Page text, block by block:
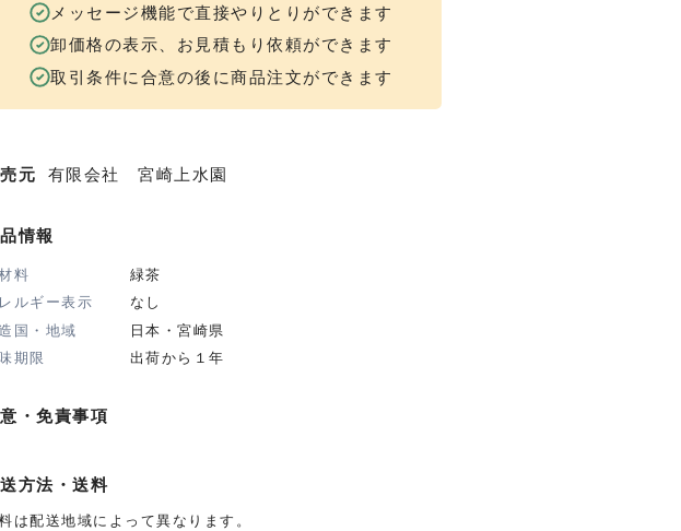
メッセージ機能で直接やりとりができます
卸価格の表示、お見積もり依頼ができます
取引条件に合意の後に商品注文ができます
元 有限会社 宮崎上水園
情報
料
緑茶
ルギー表示
なし
国・地域
日本・宮崎県
期限
出荷から１年
・免責事項
方法・送料
は配送地域によって異なります。